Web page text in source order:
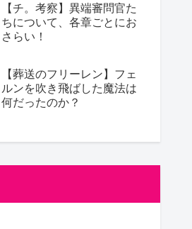
【チ。考察】異端審問官た
ちについて、各章ごとにお
さらい！
【葬送のフリーレン】フェ
ルンを吹き飛ばした魔法は
何だったのか？